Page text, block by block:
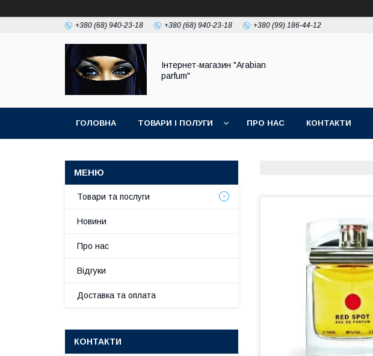
+380 (68) 940-23-18 +380 (68) 940-23-18 +380 (99) 186-44-12
Інтернет-магазин "Arabian
parfum"
ГОЛОВНА ТОВАРИ І ПОЛУГИ ПРО НАС КОНТАКТИ
Товари та послуги
Новини
Про нас
Відгуки
Доставка та оплата
КОНТАКТИ